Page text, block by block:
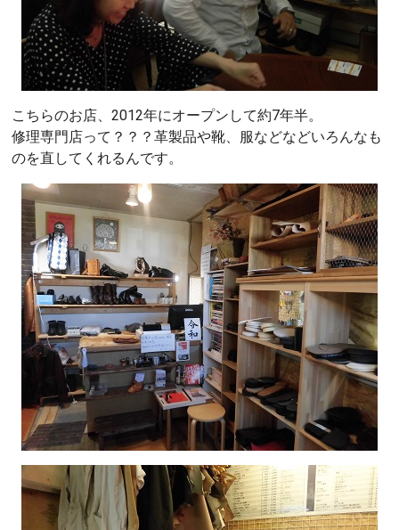
こちらのお店、2012年にオープンして約7年半。
修理専門店って？？？革製品や靴、服などなどいろんなも
のを直してくれるんです。